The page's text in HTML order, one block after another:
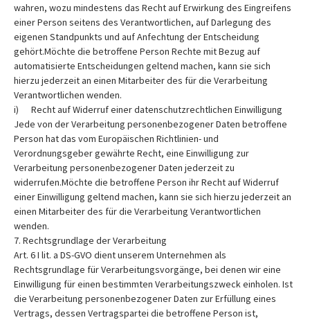
wahren, wozu mindestens das Recht auf Erwirkung des Eingreifens
einer Person seitens des Verantwortlichen, auf Darlegung des
eigenen Standpunkts und auf Anfechtung der Entscheidung
gehört.Möchte die betroffene Person Rechte mit Bezug auf
automatisierte Entscheidungen geltend machen, kann sie sich
hierzu jederzeit an einen Mitarbeiter des für die Verarbeitung
Verantwortlichen wenden.
i) Recht auf Widerruf einer datenschutzrechtlichen Einwilligung
Jede von der Verarbeitung personenbezogener Daten betroffene
Person hat das vom Europäischen Richtlinien- und
Verordnungsgeber gewährte Recht, eine Einwilligung zur
Verarbeitung personenbezogener Daten jederzeit zu
widerrufen.Möchte die betroffene Person ihr Recht auf Widerruf
einer Einwilligung geltend machen, kann sie sich hierzu jederzeit an
einen Mitarbeiter des für die Verarbeitung Verantwortlichen
wenden.
7. Rechtsgrundlage der Verarbeitung
Art. 6 I lit. a DS-GVO dient unserem Unternehmen als
Rechtsgrundlage für Verarbeitungsvorgänge, bei denen wir eine
Einwilligung für einen bestimmten Verarbeitungszweck einholen. Ist
die Verarbeitung personenbezogener Daten zur Erfüllung eines
Vertrags, dessen Vertragspartei die betroffene Person ist,